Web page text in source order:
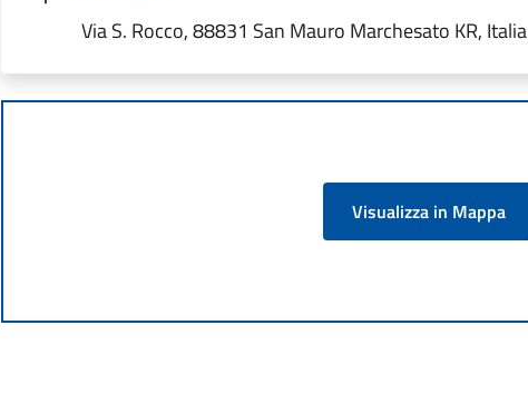
Via S. Rocco, 88831 San Mauro Marchesato KR, Italia
Visualizza in Mappa